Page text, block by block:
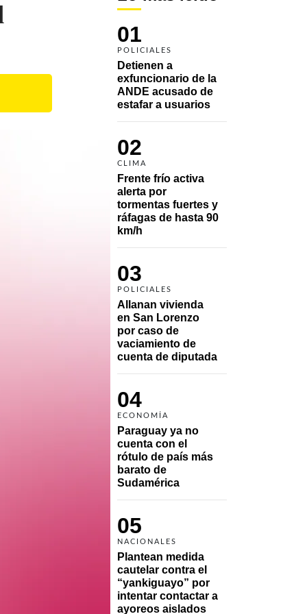
01
POLICIALES
Detienen a
exfuncionario de la
ANDE acusado de
estafar a usuarios
02
CLIMA
Frente frío activa
alerta por
tormentas fuertes y
ráfagas de hasta 90
km/h
03
POLICIALES
Allanan vivienda
en San Lorenzo
por caso de
vaciamiento de
cuenta de diputada
04
ECONOMÍA
Paraguay ya no
cuenta con el
rótulo de país más
barato de
Sudamérica
05
NACIONALES
Plantean medida
cautelar contra el
“yankiguayo” por
intentar contactar a
ayoreos aislados